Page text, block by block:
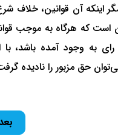
اینکه آن قوانین، خلاف
است که هرگاه به موجب
به وجود آمده باشد، با
حق مزبور را نادیده